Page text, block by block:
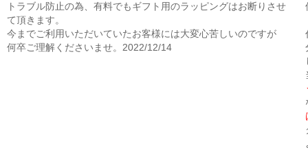
トラブル防止の為、有料でもギフト用のラッピングはお断りさせ
て頂きます。
今までご利用いただいていたお客様には大変心苦しいのですが
何卒ご理解くださいませ。2022/12/14